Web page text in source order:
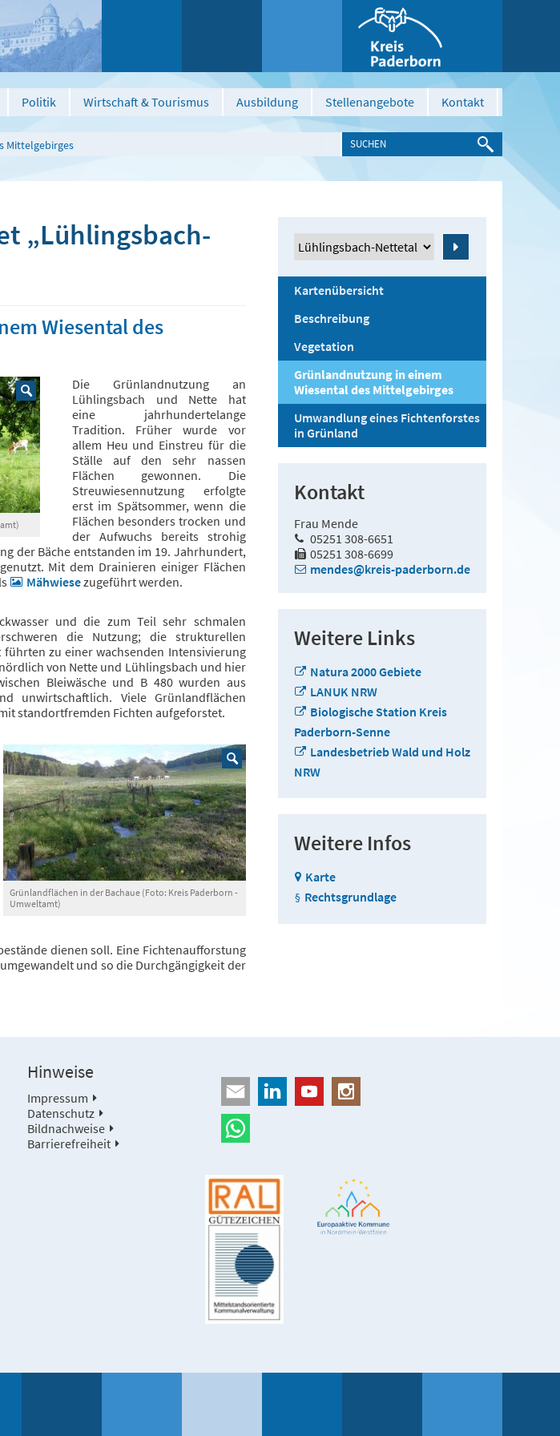
Politik Wirtschaft & Tourismus Ausbildung Stellenangebote Kontakt
Mittelgebirges
„Lühlingsbach-
Wiesental des
Die Grünlandnutzung an
Lühlingsbach und Nette hat
eine jahrhundertelange
Tradition. Früher wurde vor
allem Heu und Einstreu für die
Ställe auf den sehr nassen
Flächen gewonnen. Die
Streuwiesennutzung erfolgte
erst im Spätsommer, wenn die
Flächen besonders trocken und
der Aufwuchs bereits strohig
der Bäche entstanden im 19. Jahrhundert,
Mit dem Drainieren einiger Flächen
Mähwiesezugeführt werden.
und die zum Teil sehr schmalen
die Nutzung; die strukturellen
zu einer wachsenden Intensivierung
von Nette und Lühlingsbach und hier
Bleiwäsche und B 480 wurden aus
unwirtschaftlich. Viele Grünlandflächen
standortfremden Fichten aufgeforstet.
Grünlandflächen in der Bachaue (Foto: Kreis Paderborn -
Umweltamt)
dienen soll. Eine Fichtenaufforstung
und so die Durchgängigkeit der
Kartenübersicht
Beschreibung
Vegetation
Grünlandnutzung in einem
Wiesental des Mittelgebirges
Umwandlung eines Fichtenforstes
in Grünland
Kontakt
Frau Mende
05251 308-6651
05251 308-6699
mendes@kreis-paderborn.de
Weitere Links
Natura 2000 Gebiete
LANUK NRW
Biologische Station Kreis
Paderborn-Senne
Landesbetrieb Wald und Holz
NRW
Weitere Infos
Karte
Rechtsgrundlage
Hinweise
Impressum
Datenschutz
Bildnachweise
Barrierefreiheit